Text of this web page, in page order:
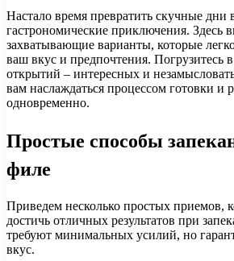
Настало время превратить скучные дни
гастрономические приключения. Здесь
захватывающие варианты, которые
ваш вкус и предпочтения. Погрузитесь
открытий – интересных и
вам наслаждаться процессом готовки и
одновременно.
Простые способы
филе
Приведем несколько простых приемов,
достичь отличных результатов при
требуют минимальных усилий, но
вкус.